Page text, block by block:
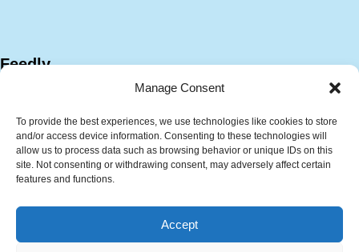
Manage Consent
To provide the best experiences, we use technologies like cookies to store
and/or access device information. Consenting to these technologies will
allow us to process data such as browsing behavior or unique IDs on this
site. Not consenting or withdrawing consent, may adversely affect certain
features and functions.
Accept
Feedly
技術・キャリア相談サービス